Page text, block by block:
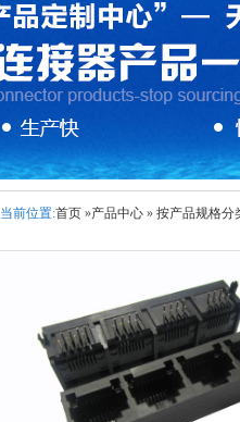
当前位置:首页 »产品中心 » 按产品规格分